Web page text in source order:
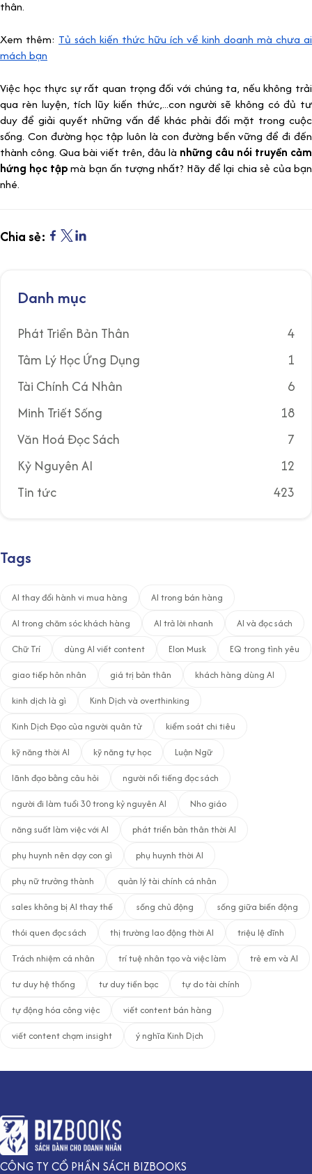
thân.
Xem thêm: Tủ sách kiến thức hữu ích về kinh doanh mà chưa ai
mách bạn
Việc học thực sự rất quan trọng đối với chúng ta, nếu không trải
qua rèn luyện, tích lũy kiến thức,...con người sẽ không có đủ tư
duy để giải quyết những vấn đề khác phải đối mặt trong cuộc
sống. Con đường học tập luôn là con đường bền vững để đi đến
thành công. Qua bài viết trên, đâu là những câu nói truyền cảm
hứng học tậpmà bạn ấn tượng nhất? Hãy để lại chia sẻ của bạn
nhé.
Chia sẻ:
Danh mục
Phát Triển Bản Thân
4
Tâm Lý Học Ứng Dụng
1
Tài Chính Cá Nhân
6
Minh Triết Sống
18
Văn Hoá Đọc Sách
7
Kỷ Nguyên AI
12
Tin tức
423
Tags
AI thay đổi hành vi mua hàng
AI trong bán hàng
AI trong chăm sóc khách hàng
AI trả lời nhanh
AI và đọc sách
Chữ Trí
dùng AI viết content Elon Musk
EQ trong tình yêu
giao tiếp hôn nhân
giá trị bản thân
khách hàng dùng AI
kinh dịch là gì
Kinh Dịch và overthinking
Kinh Dịch Đạo của người quân tử
kiểm soát chi tiêu
kỹ năng thời AI
kỹ năng tự học
Luận Ngữ
lãnh đạo bằng câu hỏi
người nổi tiếng đọc sách
người đi làm tuổi 30 trong kỷ nguyên AI
Nho giáo
năng suất làm việc với AI
phát triển bản thân thời AI
phụ huynh nên dạy con gì
phụ huynh thời AI
phụ nữ trưởng thành
quản lý tài chính cá nhân
sales không bị AI thay thế
sống chủ động
sống giữa biến động
thói quen đọc sách
thị trường lao động thời AI
triệu lệ dĩnh
Trách nhiệm cá nhân
trí tuệ nhân tạo và việc làm
trẻ em và AI
tư duy hệ thống
tư duy tiền bạc
tự do tài chính
tự động hóa công việc
viết content bán hàng
viết content chạm insight
ý nghĩa Kinh Dịch
CÔNG TY CỔ PHẦN SÁCH BIZBOOKS